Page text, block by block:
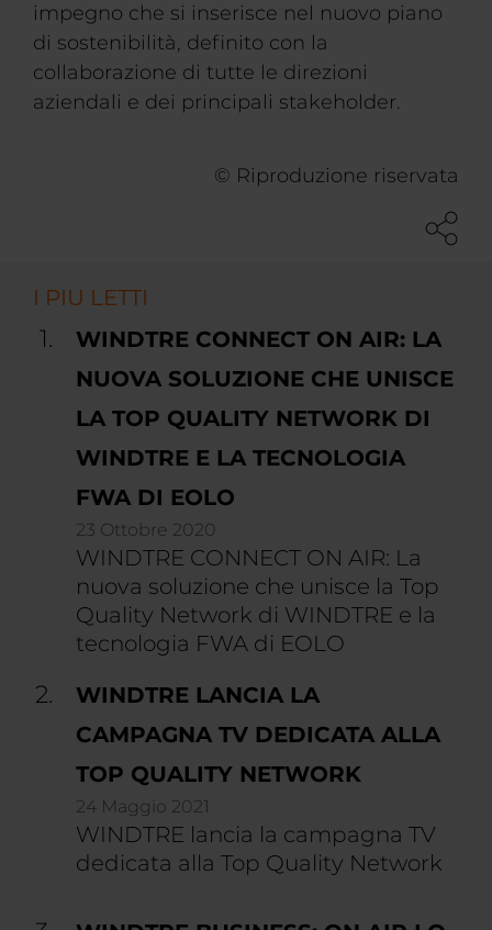
impegno che si inserisce nel nuovo piano
di sostenibilità, definito con la
collaborazione di tutte le direzioni
aziendali e dei principali stakeholder.
© Riproduzione riservata
I PIU LETTI
WINDTRE CONNECT ON AIR: LA
NUOVA SOLUZIONE CHE UNISCE
LA TOP QUALITY NETWORK DI
WINDTRE E LA TECNOLOGIA
FWA DI EOLO
23 Ottobre 2020
WINDTRE CONNECT ON AIR: La
nuova soluzione che unisce la Top
Quality Network di WINDTRE e la
tecnologia FWA di EOLO
WINDTRE LANCIA LA
CAMPAGNA TV DEDICATA ALLA
TOP QUALITY NETWORK
24 Maggio 2021
WINDTRE lancia la campagna TV
dedicata alla Top Quality Network